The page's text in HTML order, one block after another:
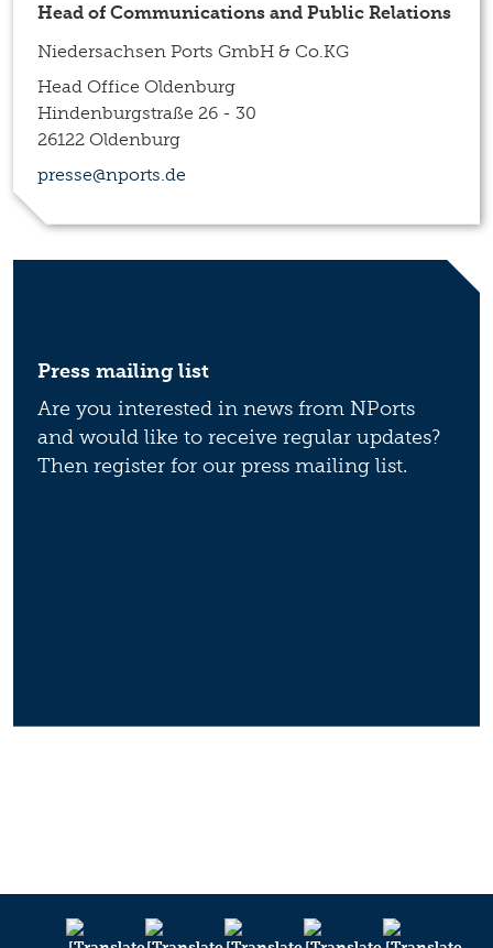
Head of Communications and Public Relations
Niedersachsen Ports GmbH & Co.KG
Head Office Oldenburg
Hindenburgstraße 26 - 30
26122 Oldenburg
presse@nports.de
Press mailing list
Are you interested in news from NPorts
and would like to receive regular updates?
Then register for our press mailing list.